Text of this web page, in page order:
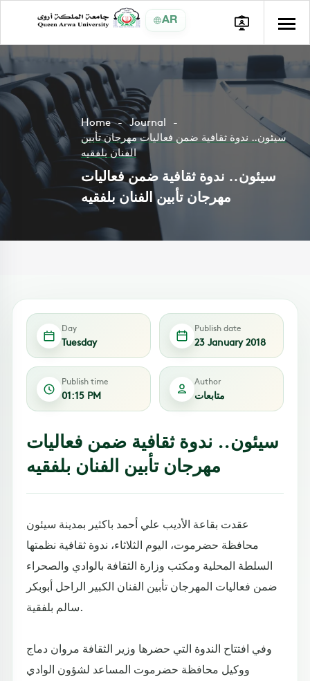
AR
Home
Journal
سيئون.. ندوة ثقافية ضمن فعاليات مهرجان تأبين
الفنان بلفقيه
سيئون.. ندوة ثقافية ضمن فعاليات
مهرجان تأبين الفنان بلفقيه
Day
Tuesday
Publish date
23 January 2018
Publish time
01:15 PM
Author
متابعات
سيئون.. ندوة ثقافية ضمن فعاليات
مهرجان تأبين الفنان بلفقيه
عقدت بقاعة الأديب علي أحمد باكثير بمدينة سيئون
محافظة حضرموت، اليوم الثلاثاء، ندوة ثقافية نظمتها
السلطة المحلية ومكتب وزارة الثقافة بالوادي والصحراء
ضمن فعاليات المهرجان تأبين الفنان الكبير الراحل أبوبكر
سالم بلفقية.
وفي افتتاح الندوة التي حضرها وزير الثقافة مروان دماج
ووكيل محافظة حضرموت المساعد لشؤون الوادي